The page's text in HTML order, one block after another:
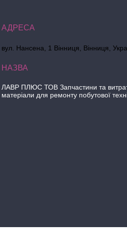
вул. Нансена, 1 Вінниця, Вінниця,
ЛАВР ПЛЮС ТОВ Запчастини та
матеріали для ремонту побутової